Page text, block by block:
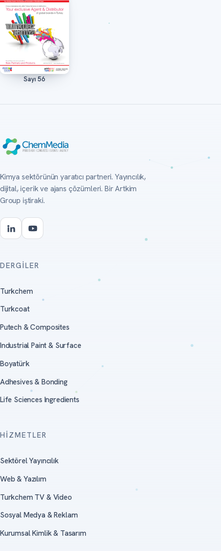
Oku
Sayı 56
Kimya sektörünün yaratıcı partneri. Yayıncılık,
dijital, içerik ve ajans çözümleri. Bir Artkim
Group iştiraki.
DERGILER
Turkchem
Turkcoat
Putech & Composites
Industrial Paint & Surface
Boyatürk
Adhesives & Bonding
Life Sciences Ingredients
HIZMETLER
Sektörel Yayıncılık
Web & Yazılım
Turkchem TV & Video
Sosyal Medya & Reklam
Kurumsal Kimlik & Tasarım